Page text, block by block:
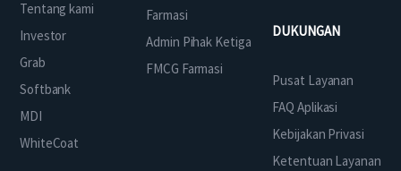
Tentang kami
Investor
Grab
Softbank
MDI
WhiteCoat
Farmasi
Admin Pihak Ketiga
FMCG Farmasi
DUKUNGAN
Pusat Layanan
FAQ Aplikasi
Kebijakan Privasi
Ketentuan Layanan